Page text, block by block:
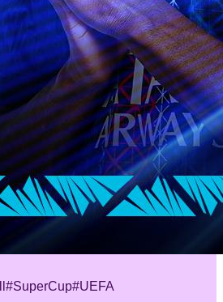
#SuperCup#UEFA